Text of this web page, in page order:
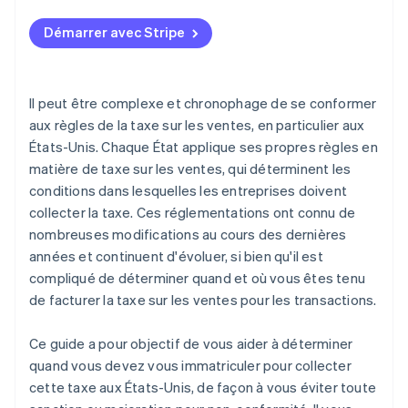
Démarrer avec Stripe
Il peut être complexe et chronophage de se conformer
aux règles de la taxe sur les ventes, en particulier aux
États-Unis. Chaque État applique ses propres règles en
matière de taxe sur les ventes, qui déterminent les
conditions dans lesquelles les entreprises doivent
collecter la taxe. Ces réglementations ont connu de
nombreuses modifications au cours des dernières
années et continuent d'évoluer, si bien qu'il est
compliqué de déterminer quand et où vous êtes tenu
de facturer la taxe sur les ventes pour les transactions.
Ce guide a pour objectif de vous aider à déterminer
quand vous devez vous immatriculer pour collecter
cette taxe aux États-Unis, de façon à vous éviter toute